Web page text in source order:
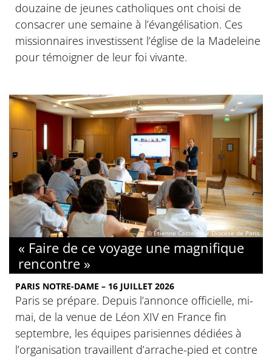
douzaine de jeunes catholiques ont choisi de
consacrer une semaine à l’évangélisation. Ces
missionnaires investissent l’église de la Madeleine
pour témoigner de leur foi vivante.
© Étienne Castelein / Diocèse de Paris
« Faire de ce voyage une magnifique
rencontre »
PARIS NOTRE-DAME – 16 JUILLET 2026
Paris se prépare. Depuis l’annonce officielle, mi-
mai, de la venue de Léon XIV en France fin
septembre, les équipes parisiennes dédiées à
l’organisation travaillent d’arrache-pied et contre